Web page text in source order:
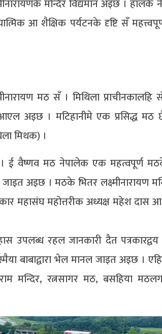
मन्दिर विद्यमान अइछ । हालके
आ शैक्षिक पर्यटनके दृष्टि सँ
मठ सँ । मिथिला प्राचीनकालहि सँ
अइछ । मटिहानीमे एक प्रसिद्ध
मिथक) ।
ई वैष्णव मठ नेपालेक एक महत्वपूर्ण
अइछ । मठके भितर लक्ष्मीनारायण
महासंघ महोत्तरीक अध्यक्ष महेश दास आ
उपलब्ध रहल जानकारी दैत
बाबाद्वारा भेल मानल जाइत अइछ ।
मन्दिर, रत्नसागर मठ, बसहिया